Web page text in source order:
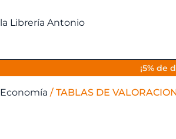
¡5% de
Economía / TABLAS DE